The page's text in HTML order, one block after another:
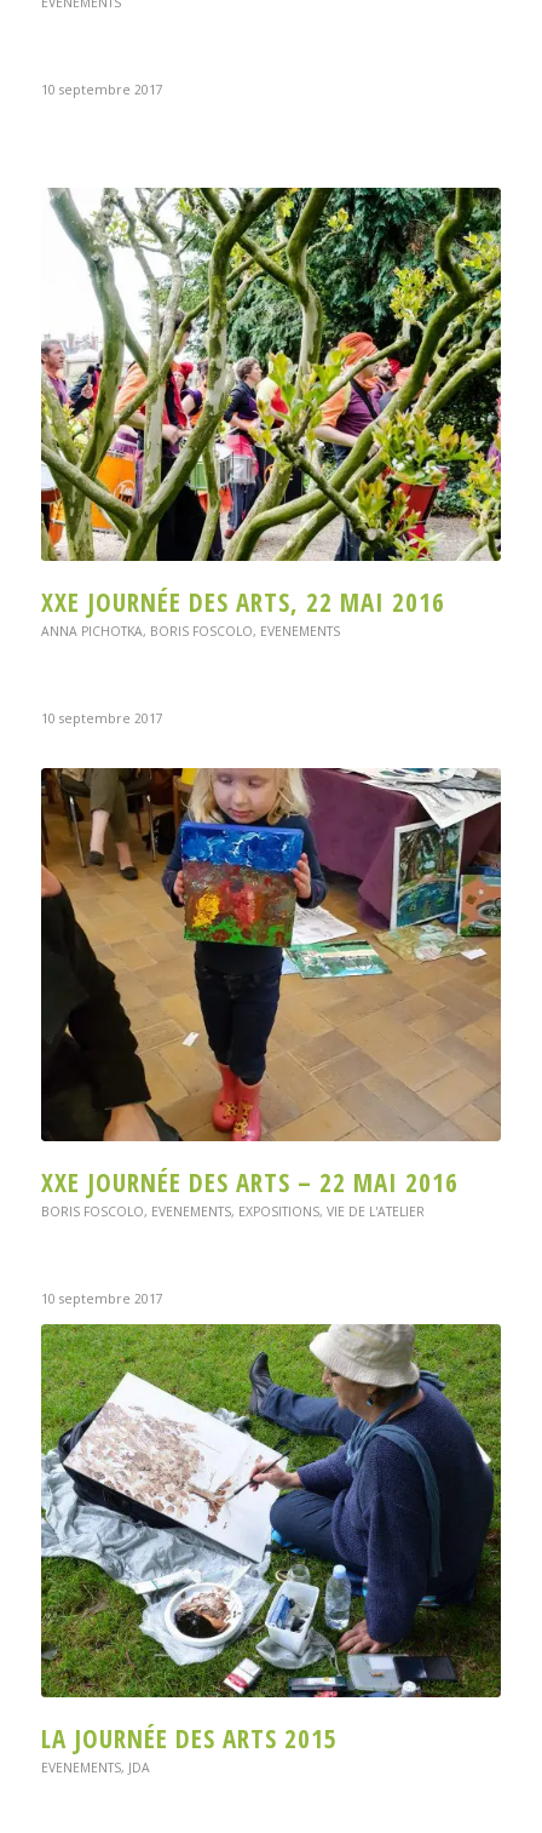
10 septembre 2017
XXE JOURNÉE DES ARTS, 22 MAI 2016
ANNA PICHOTKA, BORIS FOSCOLO, EVENEMENTS
10 septembre 2017
XXE JOURNÉE DES ARTS – 22 MAI 2016
BORIS FOSCOLO, EVENEMENTS, EXPOSITIONS, VIE DE L'ATELIER
10 septembre 2017
LA JOURNÉE DES ARTS 2015
EVENEMENTS, JDA